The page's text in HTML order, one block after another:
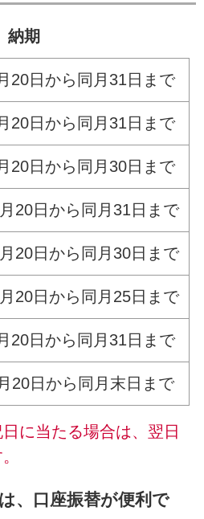
納期
20日から同月31日まで
20日から同月31日まで
20日から同月30日まで
20日から同月31日まで
20日から同月30日まで
20日から同月25日まで
20日から同月31日まで
20日から同月末日まで
に当たる場合は、翌日
、口座振替が便利で